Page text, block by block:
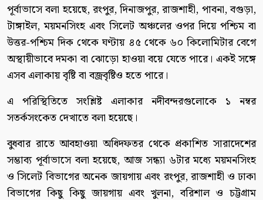
পূর্বাভাসে বলা হয়েছে, রংপুর, দিনাজপুর, রাজশাহী, পাবনা, বগুড়া,
টাঙ্গাইল, ময়মনসিংহ এবং সিলেট অঞ্চলের ওপর দিয়ে পশ্চিম বা
উত্তর-পশ্চিম দিক থেকে ঘণ্টায় ৪৫ থেকে ৬০ কিলোমিটার বেগে
অস্থায়ীভাবে দমকা বা ঝোড়ো হাওয়া বয়ে যেতে পারে। একই সঙ্গে
এসব এলাকায় বৃষ্টি বা বজ্রবৃষ্টিও হতে পারে।
এ পরিস্থিতিতে সংশ্লিষ্ট এলাকার নদীবন্দরগুলোকে ১ নম্বর
সতর্কসংকেত দেখাতে বলা হয়েছে।
বুধবার রাতে আবহাওয়া অধিদফতর থেকে প্রকাশিত সারাদেশের
সম্ভাব্য পূর্বাভাসে বলা হয়েছে, আজ সন্ধ্যা ৬টার মধ্যে ময়মনসিংহ
ও সিলেট বিভাগের অনেক জায়গায় এবং রংপুর, রাজশাহী ও ঢাকা
বিভাগের কিছু কিছু জায়গায় এবং খুলনা, বরিশাল ও চট্টগ্রাম